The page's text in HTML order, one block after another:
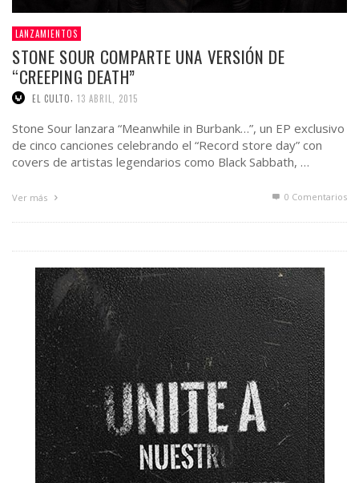
LANZAMIENTOS
STONE SOUR COMPARTE UNA VERSIÓN DE
“CREEPING DEATH”
EL CULTO 13 ABRIL, 2015
Stone Sour lanzara “Meanwhile in Burbank…”, un EP exclusivo
de cinco canciones celebrando el “Record store day” con
covers de artistas legendarios como Black Sabbath, …
Ver más 0 Comentarios